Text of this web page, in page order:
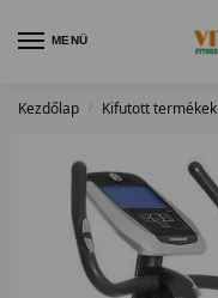
MENÜ
Kezdőlap / Kifutott termékek